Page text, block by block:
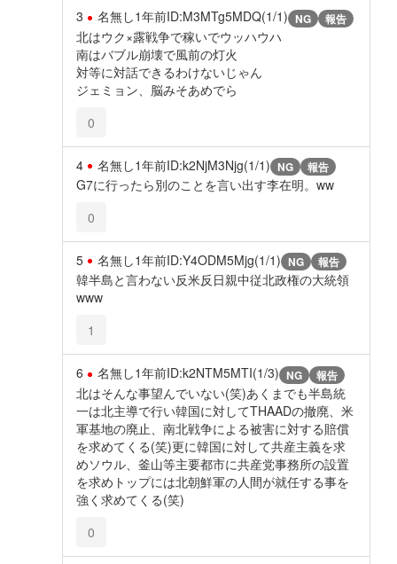
3 名無し1年前ID:M3MTg5MDQ(1/1) NG 報告
北はウク×露戦争で稼いでウッハウハ
南はバブル崩壊で風前の灯火
対等に対話できるわけないじゃん
ジェミョン、脳みそあめでら
0
4 名無し1年前ID:k2NjM3Njg(1/1) NG 報告
G7に行ったら別のことを言い出す李在明。ww
0
5 名無し1年前ID:Y4ODM5Mjg(1/1) NG 報告
韓半島と言わない反米反日親中従北政権の大統領
www
1
6 名無し1年前ID:k2NTM5MTI(1/3) NG 報告
北はそんな事望んでいない(笑)あくまでも半島統
一は北主導で行い韓国に対してTHAADの撤廃、米
軍基地の廃止、南北戦争による被害に対する賠償
を求めてくる(笑)更に韓国に対して共産主義を求
めソウル、釜山等主要都市に共産党事務所の設置
を求めトップには北朝鮮軍の人間が就任する事を
強く求めてくる(笑)
0